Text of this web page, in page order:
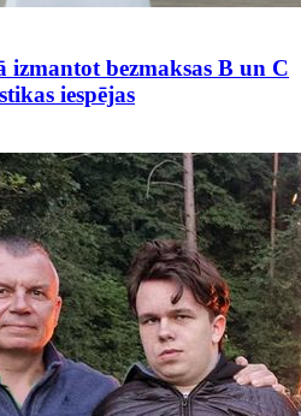
izmantot bezmaksas B un C
iespējas